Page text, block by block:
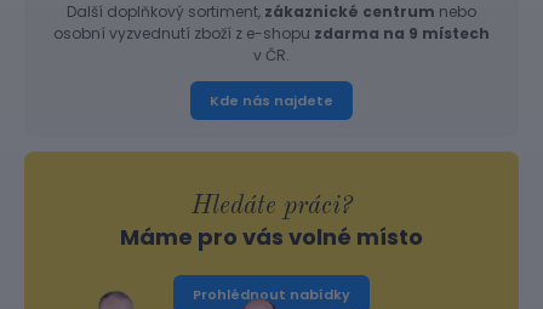
Další doplňkový sortiment, zákaznické centrum nebo
osobní vyzvednutí zboží z e-shopu zdarma na 9 místech
v ČR.
Kde nás najdete
Hledáte práci?
Máme pro vás volné místo
Prohlédnout nabídky